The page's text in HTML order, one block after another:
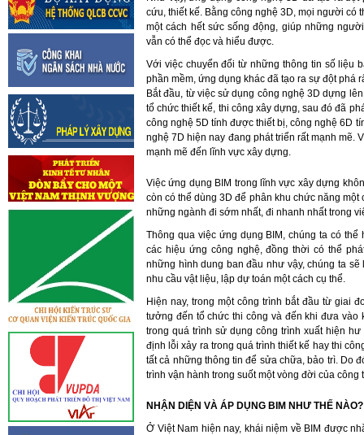
cứu, thiết kế. Bằng công nghệ 3D, mọi người có
một cách hết sức sống động, giúp những
vẫn có thể đọc và hiểu được.
Với việc chuyển đổi từ những thông tin số liệu
phần mềm, ứng dụng khác đã tạo ra sự đột phá
Bắt đầu, từ việc sử dụng công nghệ 3D dựng
tổ chức thiết kế, thi công xây dựng, sau đó đã
công nghệ 5D tính được thiết bị, công nghệ 6D
nghệ 7D hiện nay đang phát triển rất mạnh mẽ.
mạnh mẽ đến lĩnh vực xây dựng.
Việc ứng dụng BIM trong lĩnh vực xây dựng
còn có thể dùng 3D để phân khu chức năng
những ngành đi sớm nhất, đi nhanh nhất trong
Thông qua việc ứng dụng BIM, chúng ta có
các hiệu ứng công nghệ, đồng thời có thể
những hình dung ban đầu như vậy, chúng ta
nhu cầu vật liệu, lập dự toán một cách cụ thể.
Hiện nay, trong một công trình bắt đầu từ giai
tưởng đến tổ chức thi công và đến khi đưa vào
trong quá trình sử dụng công trình xuất hiện
định lỗi xảy ra trong quá trình thiết kế hay thi
tất cả những thông tin để sửa chữa, bảo trì. Do
trình vận hành trong suốt một vòng đời của công
NHẬN DIỆN VÀ ÁP DỤNG BIM NHƯ THẾ NÀO?
Ở Việt Nam hiện nay, khái niệm về BIM được